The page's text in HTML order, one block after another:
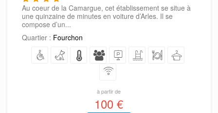
Au coeur de la Camargue, cet établissement se situe à
une quinzaine de minutes en voiture d’Arles. Il se
compose d’un...
Quartier : Fourchon
à partir de
100 €